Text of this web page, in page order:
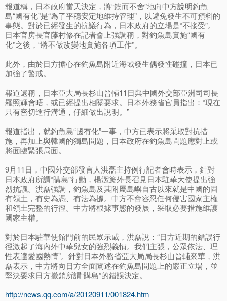
報道稱，日本政府當天決定，將“鍥而不舍”地向中方說明釣魚
島“國有化”是“為了平穩安定地維持管理”，以避免發生不可預料的
事態。對於已經發生的抗議行為，日本政府的立場是“不接受”。
日本官房長官藤村修在記者會上強調稱，對釣魚島實施“國有
化”之後，“將不做改變地實施各項工作”。
此外，由於日方擔心在釣魚島附近海域發生偶發性碰撞，日本已
加強了警戒。
報道還稱，日本亞大局長杉山晉輔11日與中國外交部亞洲司司長
羅照輝會晤，或已經提出相關要求。日本外務省官員指出：“現在
只有密切進行溝通，仔細做出說明。”
報道指出，就釣魚島“國有化”一事，中方已表示將采取對抗措
施，再加上與韓國的獨島問題，日本政府在釣魚島問題應對上或
將面臨緊張局面。
9月11日，中國外交部發言人洪磊主持例行記者會時表示，針對
日本政府所謂“購島”行動，楊潔篪外長召見日本駐華大使提出強
烈抗議。洪磊強調，釣魚島及其附屬島嶼自古以來就是中國的固
有領土，有史為憑、有法為據。中方不會容忍任何侵害國家主權
和領土完整的行徑。中方將根據事態的發展，采取必要措施維護
國家主權。
對於日本駐華使館門前的民眾示威，洪磊說：“日方近期的錯誤行
徑激起了海內外中華兒女的強烈義憤。我們主張，公眾依法、理
性表達愛國熱情”。針對日本外務省亞大局局長杉山晉輔來華，洪
磊表示，中方將向日方全面闡述在釣魚島問題上的嚴正立場，並
堅決要求日方撤銷所謂“購島”的錯誤決定。
http://news.qq.com/a/20120911/001824.htm